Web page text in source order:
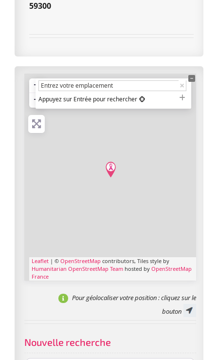
59300
+
−Appuyez sur Entrée pour rechercher
Leaflet | © OpenStreetMap contributors, Tiles style by
Humanitarian OpenStreetMap Team hosted by OpenStreetMap
France
Pour géolocaliser votre position: cliquez sur le
bouton
Nouvelle recherche